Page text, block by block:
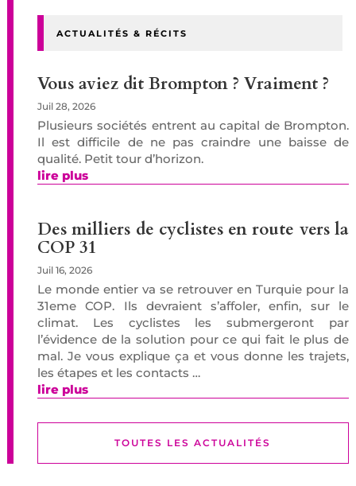
ACTUALITÉS & RÉCITS
Vous aviez dit Brompton ? Vraiment ?
Juil 28, 2026
Plusieurs sociétés entrent au capital de Brompton.
Il est difficile de ne pas craindre une baisse de
qualité. Petit tour d’horizon.
lire plus
Des milliers de cyclistes en route vers la
COP 31
Juil 16, 2026
Le monde entier va se retrouver en Turquie pour la
31eme COP. Ils devraient s’affoler, enfin, sur le
climat. Les cyclistes les submergeront par
l’évidence de la solution pour ce qui fait le plus de
mal. Je vous explique ça et vous donne les trajets,
les étapes et les contacts …
lire plus
TOUTES LES ACTUALITÉS